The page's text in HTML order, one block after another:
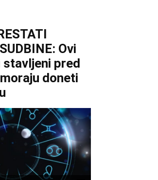
Ovi
stavljeni pred
doneti